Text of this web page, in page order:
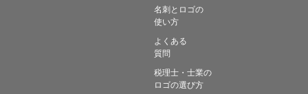
名刺とロゴの
使い方
よくある
質問
税理士・士業の
ロゴの選び方